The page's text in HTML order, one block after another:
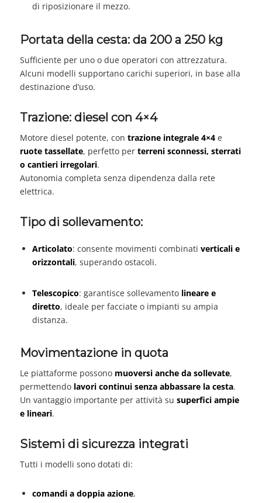
di riposizionare il mezzo.
Portata della cesta: da 200 a 250 kg
Sufficiente per uno o due operatori con attrezzatura.
Alcuni modelli supportano carichi superiori, in base alla
destinazione d’uso.
Trazione: diesel con 4×4
Motore diesel potente, con trazione integrale 4×4e
ruote tassellate, perfetto per terreni sconnessi, sterrati
o cantieri irregolari.
Autonomia completa senza dipendenza dalla rete
elettrica.
Tipo di sollevamento:
Articolato: consente movimenti combinati verticali e
orizzontali, superando ostacoli.
Telescopico: garantisce sollevamento lineare e
diretto, ideale per facciate o impianti su ampia
distanza.
Movimentazione in quota
Le piattaforme possono muoversi anche da sollevate,
permettendo lavori continui senza abbassare la cesta.
Un vantaggio importante per attività su superfici ampie
e lineari.
Sistemi di sicurezza integrati
Tutti i modelli sono dotati di:
comandi a doppia azione,